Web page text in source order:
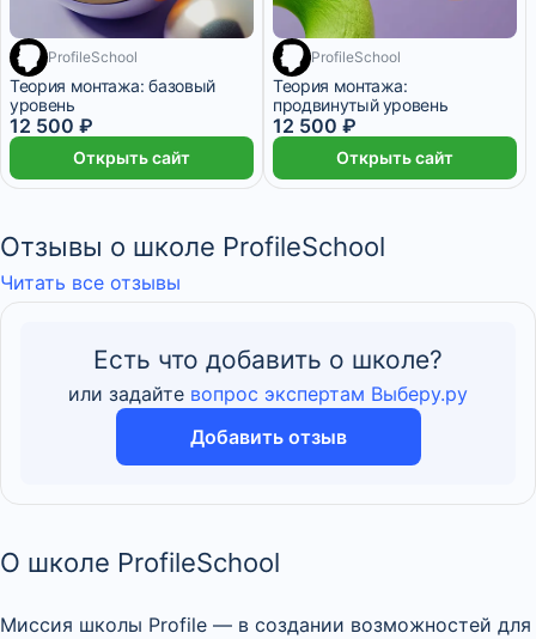
ProfileSchool
Теория монтажа: базовый
уровень
12 500 ₽
Открыть сайт
ProfileSchool
Теория монтажа:
продвинутый уровень
12 500 ₽
Открыть сайт
Отзывы о школе ProfileSchool
Читать все отзывы
Есть что добавить о школе?
или задайте вопрос экспертам Выберу.ру
Добавить отзыв
О школе ProfileSchool
Миссия школы Profile — в создании возможностей для